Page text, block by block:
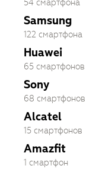
Samsung
122 смартфона
Huawei
65 смартфонов
Sony
68 смартфонов
Alcatel
15 смартфонов
Amazfit
1 смартфон